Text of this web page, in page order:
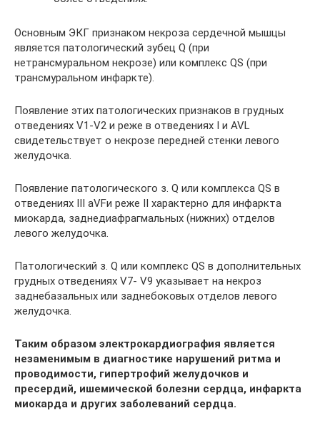
Основным ЭКГ признаком некроза сердечной мышцы
является патологический зубец Q (при
нетрансмуральном некрозе) или комплекс QS (при
трансмуральном инфаркте).
Появление этих патологических признаков в грудных
отведениях V1-V2 и реже в отведениях I и AVL
свидетельствует о некрозе передней стенки левого
желудочка.
Появление патологического з. Q или комплекса QS в
отведениях III aVFи реже II характерно для инфаркта
миокарда, заднедиафрагмальных (нижних) отделов
левого желудочка.
Патологический з. Q или комплекс QS в дополнительных
грудных отведениях V7- V9 указывает на некроз
заднебазальных или заднебоковых отделов левого
желудочка.
Таким образом электрокардиография является
незаменимым в диагностике нарушений ритма и
проводимости, гипертрофий желудочков и
пресердий, ишемической болезни сердца, инфаркта
миокарда и других заболеваний сердца.